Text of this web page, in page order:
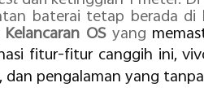
baterai tetap berada
OS yang
fitur-fitur canggih ini,
dan pengalaman yang